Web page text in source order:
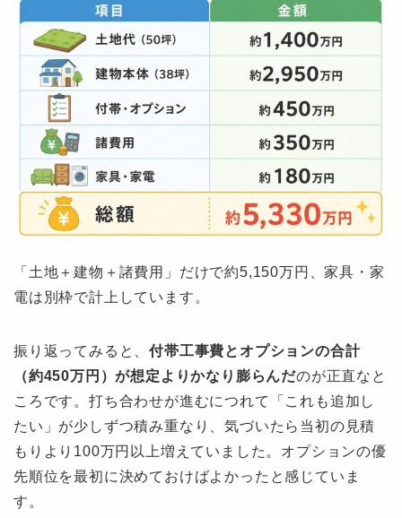
「土地＋建物＋諸費用」だけで約5,150万円、家具・家
電は別枠で計上しています。
振り返ってみると、付帯工事費とオプションの合計
（約450万円）が想定よりかなり膨らんだのが正直なと
ころです。打ち合わせが進むにつれて「これも追加し
たい」が少しずつ積み重なり、気づいたら当初の見積
もりより100万円以上増えていました。オプションの優
先順位を最初に決めておけばよかったと感じていま
す。